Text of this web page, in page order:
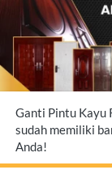
Ganti Pintu Kayu
sudah memiliki
Anda!